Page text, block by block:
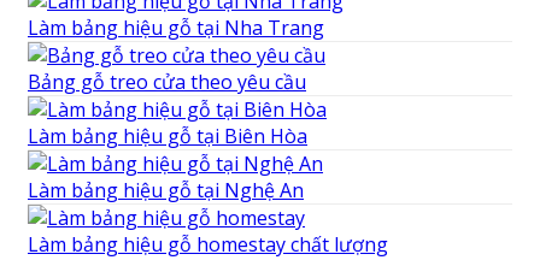
Làm bảng hiệu gỗ tại Nha Trang
Bảng gỗ treo cửa theo yêu cầu
Làm bảng hiệu gỗ tại Biên Hòa
Làm bảng hiệu gỗ tại Nghệ An
Làm bảng hiệu gỗ homestay chất lượng